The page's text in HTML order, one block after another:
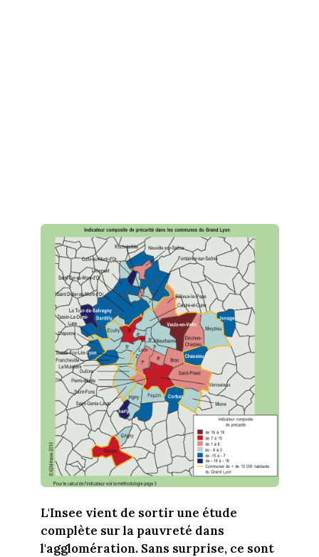
L'Insee vient de sortir une étude
complète sur la pauvreté dans
l'agglomération. Sans surprise, ce sont